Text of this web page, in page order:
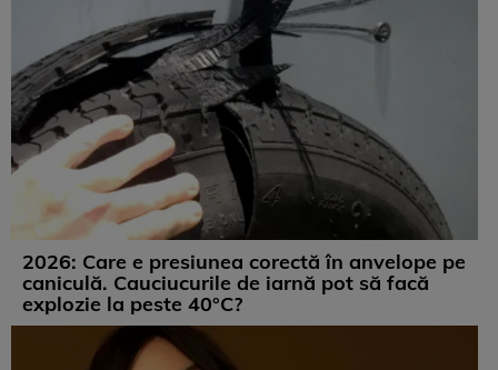
2026: Care e presiunea corectă în anvelope pe
caniculă. Cauciucurile de iarnă pot să facă
explozie la peste 40°C?